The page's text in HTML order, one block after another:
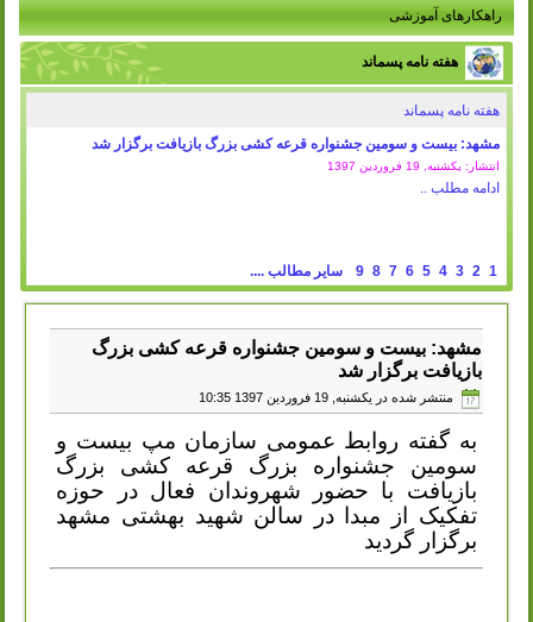
راهکارهای آموزشی
هفته نامه پسماند
هفته نامه پسماند
مشهد: بیست و سومین جشنواره قرعه کشی بزرگ بازیافت برگزار شد
انتشار: یکشنبه, 19 فروردين 1397
ادامه مطلب ..
1
2
3
4
5
6
7
8
9 سایر مطالب ....
مشهد: بیست و سومین جشنواره قرعه کشی بزرگ
بازیافت برگزار شد
منتشر شده در یکشنبه, 19 فروردين 1397 10:35
به گفته روابط عمومی سازمان مپ بیست و
سومین جشنواره بزرگ قرعه کشی بزرگ
بازیافت با حضور شهروندان فعال در حوزه
تفکیک از مبدا در سالن شهید بهشتی مشهد
برگزار گردید